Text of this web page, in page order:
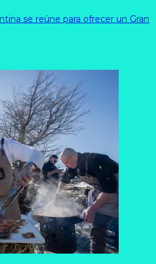
se reúne para ofrecer un Gran